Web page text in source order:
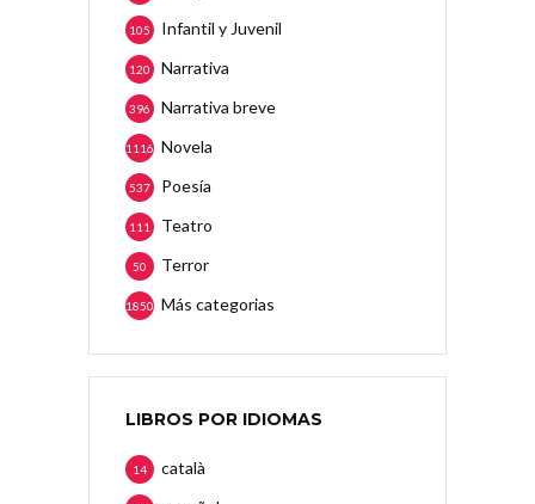
Infantil y Juvenil
105
Narrativa
120
Narrativa breve
396
Novela
1116
Poesía
537
Teatro
111
Terror
50
Más categorias
1850
LIBROS POR IDIOMAS
català
14